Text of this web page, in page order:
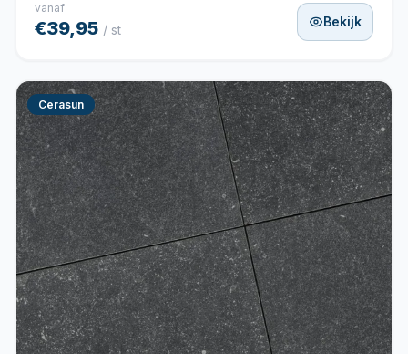
vanaf
€39,95 / st
Bekijk
Cerasun